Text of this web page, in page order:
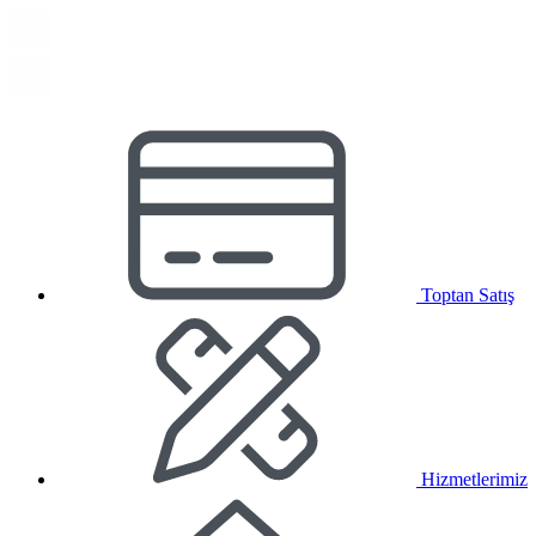
Toptan Satış
Hizmetlerimiz